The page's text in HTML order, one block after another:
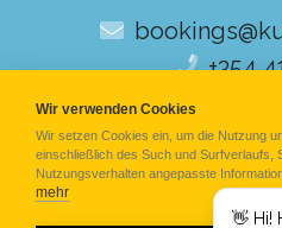
+354
Wir verwenden Cookies
Wir setzen Cookies ein, um die Nutzung
einschließlich des Such und Surfverlaufs,
Nutzungsverhalten angepasste
mehr
👋 Hi!